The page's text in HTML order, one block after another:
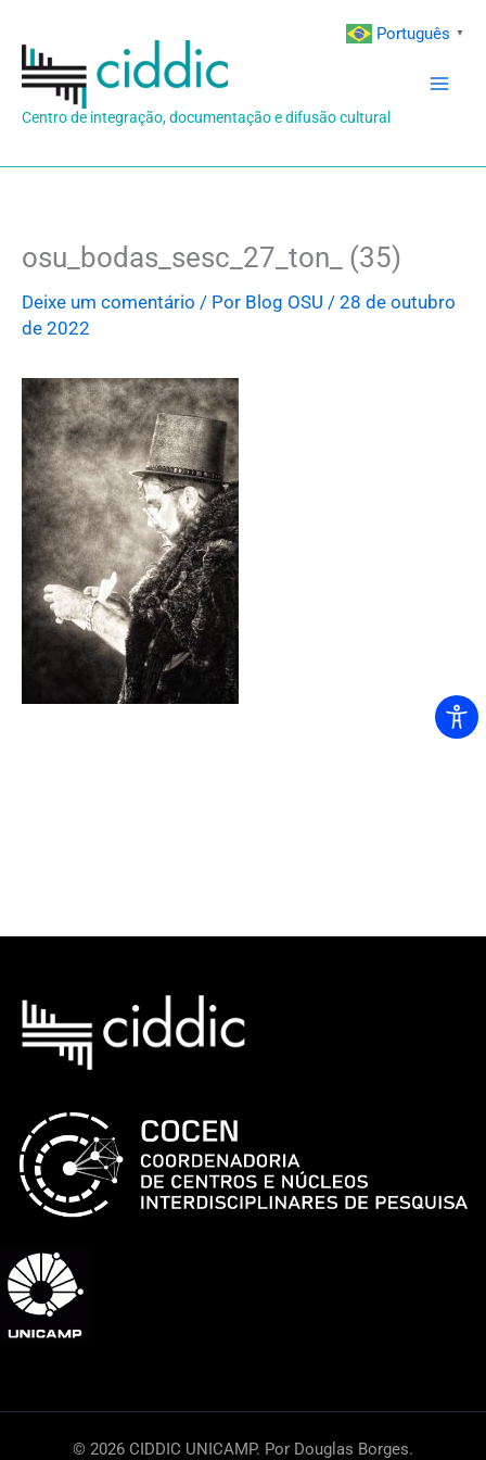
para
conteúdo
Centro de integração, documentação e difusão cultural
osu_bodas_sesc_27_ton_ (35)
Deixe um comentário / Por Blog OSU / 28 de outubro
de 2022
© 2026 CIDDIC UNICAMP. Por Douglas Borges.
Português ▼